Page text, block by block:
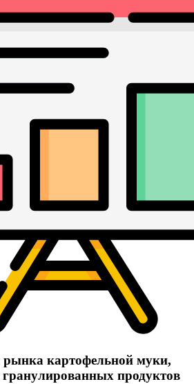
рынка картофельной муки,
продуктов